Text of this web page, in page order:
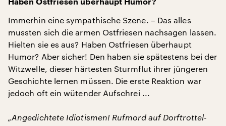
Haben Ostfriesen überhaupt Humor?
Immerhin eine sympathische Szene. – Das alles
mussten sich die armen Ostfriesen nachsagen lassen.
Hielten sie es aus? Haben Ostfriesen überhaupt
Humor? Aber sicher! Den haben sie spätestens bei der
Witzwelle, dieser härtesten Sturmflut ihrer jüngeren
Geschichte lernen müssen. Die erste Reaktion war
jedoch oft ein wütender Aufschrei ...
„Angedichtete Idiotismen! Rufmord auf Dorftrottel-